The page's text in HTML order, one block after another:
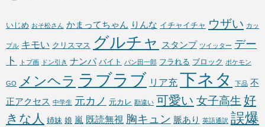
いじめ おそ松さん かまってちゃん りんな イチャイチャ ウザい カッ
プル キモい クリスマス グルチャ スタンプ ツイッター デー
ト
トプ画 ドン引き ナンパ バイト パン田一郎 フラれる ブロック ポケモン
GO メンヘラ ラブラブ リア充 下ネタ 下品 不
正アクセス 中学生 元カノ 元カレ 勘違い 可愛い 女子高生 好
きな人 姉妹 娘 嵐 既読無視 胸キュン 脈あり 英語通訳 誤爆